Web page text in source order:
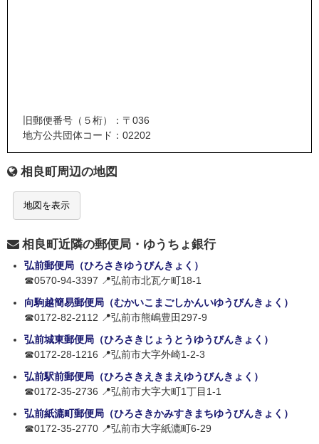
旧郵便番号（５桁）：〒036
地方公共団体コード：02202
相良町周辺の地図
地図を表示
相良町近隣の郵便局・ゆうちょ銀行
弘前郵便局（ひろさきゆうびんきょく）
☎0570-94-3397 📍弘前市北瓦ケ町18-1
向駒越簡易郵便局（むかいこまごしかんいゆうびんきょく）
☎0172-82-2112 📍弘前市熊嶋豊田297-9
弘前城東郵便局（ひろさきじょうとうゆうびんきょく）
☎0172-28-1216 📍弘前市大字外崎1-2-3
弘前駅前郵便局（ひろさきえきまえゆうびんきょく）
☎0172-35-2736 📍弘前市大字大町1丁目1-1
弘前紙漉町郵便局（ひろさきかみすきまちゆうびんきょく）
☎0172-35-2770 📍弘前市大字紙漉町6-29